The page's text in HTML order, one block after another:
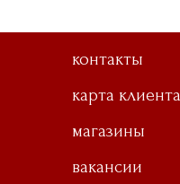
контакты
карта клиента
магазины
вакансии